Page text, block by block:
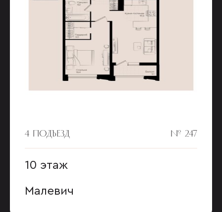
4 ПОДЪЕЗД № 247
10 этаж
Малевич